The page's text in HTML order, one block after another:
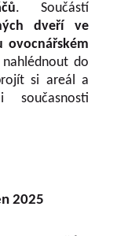
. Součástí
dveří ve
ovocnářském
do
si areál a
2025